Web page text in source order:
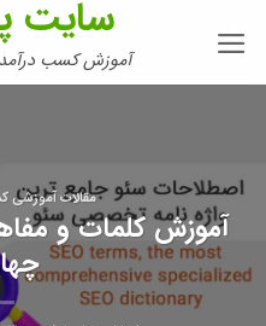
سایت
آموزش کسب درآمد
مقالات آموزشی
آموزش کلمات و